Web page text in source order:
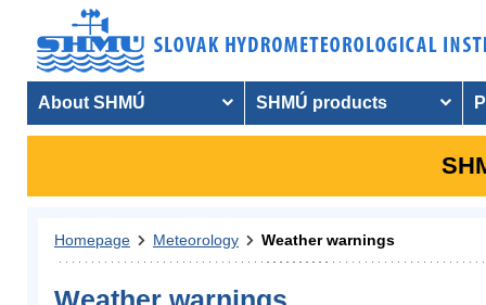
About SHMÚ SHMÚ products
Homepage Meteorology Weather warnings